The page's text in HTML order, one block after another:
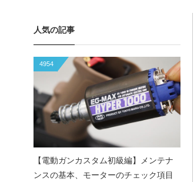
人気の記事
4954
【電動ガンカスタム初級編】メンテナ
ンスの基本、モーターのチェック項目